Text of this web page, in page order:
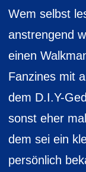
Wem selbst
anstrengend
einen
Fanzines mit
dem D.I.Y-
sonst eher
dem sei ein
persönlich